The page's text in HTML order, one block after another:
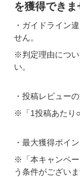
を獲得できま
・ガイドライン
せん。
※判定理由につい
い。
・投稿レビュー
※「1投稿あたり
・最大獲得ポイ
※「本キャンペ
う条件がござい